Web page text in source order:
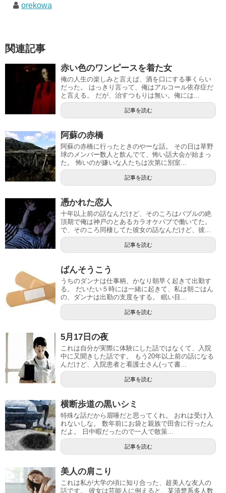
orekowa
関連記事
赤い色のワンピースを着た女
俺の人生の楽しみと言えば、酒を口にする事くらい
だった。 はっきり言って、俺はアルコール依存症だ
と言える。 だが、治すつもりは無い。俺には...
記事を読む
阿蘇の赤橋
阿蘇の赤橋に行ったときのやーな話。 その日は草野
球のメンバー数人と飲んでて、怖い話大会が始まっ
た。 怖いのが嫌いな人たちは次第に別室...
記事を読む
憑かれた恋人
十年以上前の話なんだけど、そのころはバブルの絶
頂期で俺は神戸のとあるカラオケパブで働いてた。
で、そのころ同棲してた彼女の話なんだけど、彼...
記事を読む
ばんそうこう
うちのダンナは仕事柄、かなり朝早く起きて出勤す
る。 だいたい５時には一緒に起きて、私は朝ごはん
の、ダンナは出勤の支度をする。 眠い目...
記事を読む
5月17日の夜
これは自分が実際に体験にした話ではなくて、入院
中に又聞きした話です。 もう20年以上前の話になる
んだけど、入院患者と看護士さん(って書...
記事を読む
横断歩道の黒いシミ
特殊な話だから眉唾だと思ってくれ。 おれは受け入
れないしな。 数年前にお袋と親族で田舎に行ったん
だよ。 日中暇だったので一人で散策...
記事を読む
美人の肩こり
これは私が大学の頃に知り合った、超美人な友人の
話です。 彼女は芸能人に例えると、某清楚系多人数